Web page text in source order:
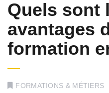
Quels sont
avantages
formation
FORMATIONS & MÉTIERS